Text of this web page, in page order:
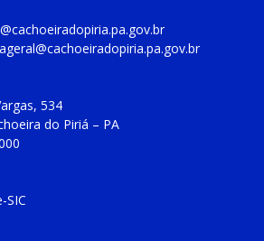
534
do Piriá – PA
SIC